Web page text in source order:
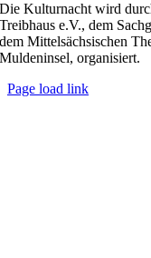
Die Kulturnacht wird
Treibhaus e.V., dem
dem Mittelsächsischen
Muldeninsel, organisiert.
Page load link